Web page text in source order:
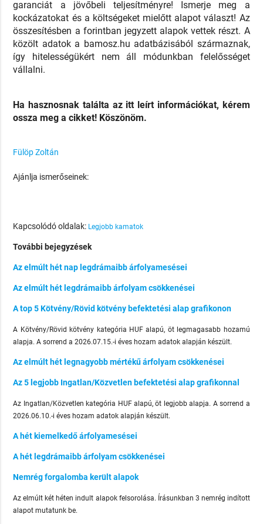
garanciát a jövőbeli teljesítményre! Ismerje meg a
kockázatokat és a költségeket mielőtt alapot választ! Az
összesítésben a forintban jegyzett alapok vettek részt. A
közölt adatok a bamosz.hu adatbázisából származnak,
így hitelességükért nem áll módunkban felelősséget
vállalni.
Ha hasznosnak találta az itt leírt információkat, kérem
ossza meg a cikket! Köszönöm.
Fülöp Zoltán
Ajánlja ismerőseinek:
Kapcsolódó oldalak: Legjobb kamatok
További bejegyzések
Az elmúlt hét nap legdrámaibb árfolyamesései
Az elmúlt hét legdrámaibb árfolyam csökkenései
A top 5 Kötvény/Rövid kötvény befektetési alap grafikonon
A Kötvény/Rövid kötvény kategória HUF alapú, öt legmagasabb hozamú
alapja. A sorrend a 2026.07.15.-i éves hozam adatok alapján készült.
Az elmúlt hét legnagyobb mértékű árfolyam csökkenései
Az 5 legjobb Ingatlan/Közvetlen befektetési alap grafikonnal
Az Ingatlan/Közvetlen kategória HUF alapú, öt legjobb alapja. A sorrend a
2026.06.10.-i éves hozam adatok alapján készült.
A hét kiemelkedő árfolyamesései
A hét legdrámaibb árfolyam csökkenései
Nemrég forgalomba került alapok
Az elmúlt két héten indult alapok felsorolása. Írásunkban 3 nemrég indított
alapot mutatunk be.